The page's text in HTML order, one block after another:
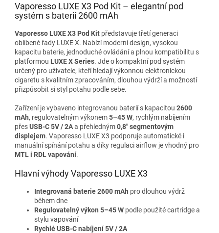
Vaporesso LUXE X3 Pod Kit – elegantní pod
systém s baterií 2600 mAh
Vaporesso LUXE X3 Pod Kit představuje třetí generaci
oblíbené řady LUXE X. Nabízí moderní design, vysokou
kapacitu baterie, jednoduché ovládání a plnou kompatibilitu s
platformou LUXE X Series. Jde o kompaktní pod systém
určený pro uživatele, kteří hledají výkonnou elektronickou
cigaretu s kvalitním zpracováním, dlouhou výdrží a možností
přizpůsobit si styl potahu podle sebe.
Zařízení je vybaveno integrovanou baterií s kapacitou 2600
mAh, regulovatelným výkonem5–45 W, rychlým nabíjením
přesUSB-C 5V / 2Aa přehledným0,8" segmentovým
displejem. Vaporesso LUXE X3 podporuje automatické i
manuální spínání potahu a díky regulaci airflow je vhodný pro
MTL i RDL vapování.
Hlavní výhody Vaporesso LUXE X3
Integrovaná baterie 2600 mAh pro dlouhou výdrž
během dne
Regulovatelný výkon 5–45 W podle použité cartridge a
stylu vapování
Rychlé USB-C nabíjení 5V / 2A